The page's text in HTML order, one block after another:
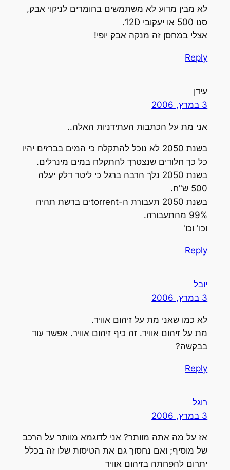
לא מבין מדוע לא משתמשים בחומרים לניקוי אבק,
סנו 500 או יעקובי 12D.
אצלי במחסן זה מנקה אבק יופי!
Reply
עידן
3 במרץ, 2006
אני מת על הכתבות העתידניות האלה..
בשנת 2050 לא נוכל להתקלח כי המים בברזים יהיו
כל כך חלודים שנצטרך להתקלח במים מינרלים.
בשנת 2050 נלך הרבה ברגל כי ליטר דלק יעלה
500 ש"ח.
בשנת 2050 תעבורת ה-torrentים ברשת תהיה
99% מהתעבורה.
וכו' וכו'
Reply
יובל
3 במרץ, 2006
לא כמו שאני מת על זיהום אוויר.
מת על זיהום אוויר. זה כיף זיהום אוויר. אפשר עוד
בבקשה?
Reply
רוגל
3 במרץ, 2006
אז על מה אתה מוותר? אני לדוגמא מוותר על הרכב
של מוסיף; ואם נחסוך גם את הטיסות שלו זה בכלל
יתרום להפחתה בזיהום אוויר